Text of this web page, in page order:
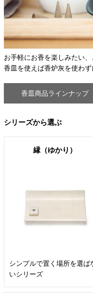
お手軽にお香を楽しみたい
香皿を使えば香炉灰を使わ
香皿商品ラインナップ
シリーズから選ぶ
縁（ゆかり）
シンプルで置く場所を選ば
いシリーズ